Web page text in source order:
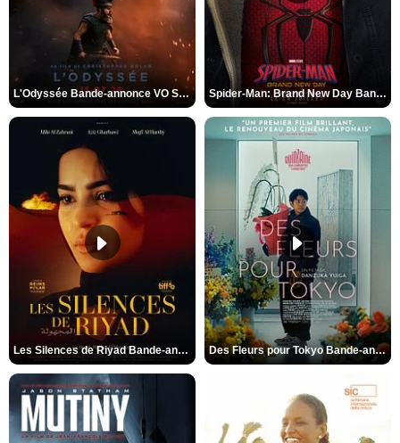
L'Odyssée Bande-annonce VO STFR Spider-Man: Brand New Day Bande-annonce VO STFR
Les Silences de Riyad Bande-annonce VO STFR Des Fleurs pour Tokyo Bande-annonce VO STFR